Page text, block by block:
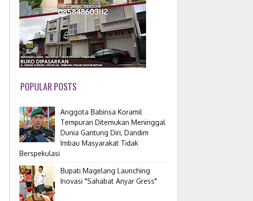
POPULAR POSTS
Anggota Babinsa Koramil
Tempuran Ditemukan Meninggal
Dunia Gantung Diri, Dandim
Imbau Masyarakat Tidak
Berspekulasi
Bupati Magelang Launching
Inovasi "Sahabat Anyar Gress"